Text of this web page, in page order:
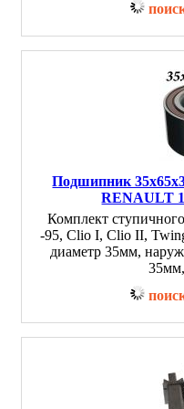
Подшипник
RENAULT
Комплект
-95, Clio I, Clio II,
диаметр 35мм,